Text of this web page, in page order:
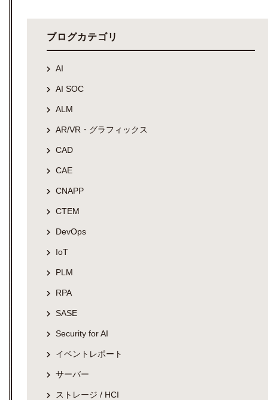
ブログカテゴリ
AI
AI SOC
ALM
AR/VR・グラフィックス
CAD
CAE
CNAPP
CTEM
DevOps
IoT
PLM
RPA
SASE
Security for AI
イベントレポート
サーバー
ストレージ / HCI